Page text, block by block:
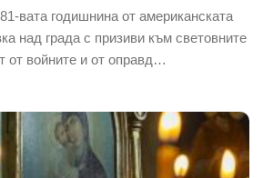
вата годишнина от американската
над града с призиви към световните
от войните и от оправд…